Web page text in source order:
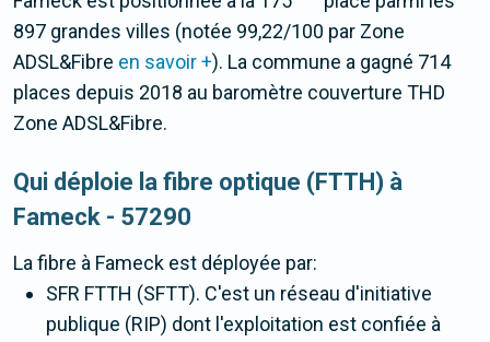
897 grandes villes (notée 99,22/100 par Zone
ADSL&Fibre en savoir +). La commune a gagné 714
places depuis 2018 au baromètre couverture THD
Zone ADSL&Fibre.
Qui déploie la fibre optique (FTTH) à
Fameck - 57290
La fibre à Fameck est déployée par:
SFR FTTH (SFTT). C'est un réseau d'initiative
publique (RIP) dont l'exploitation est confiée à